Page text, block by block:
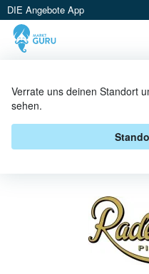
DIE Angebote App
Verrate uns deinen Standort
sehen.
RADEBERGER
MARKTKAUF -
AKTIONEN